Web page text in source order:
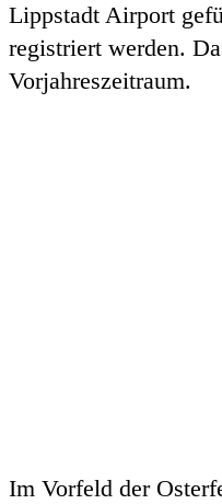
Lippstadt Airport
registriert werden.
Vorjahreszeitraum.
Im Vorfeld der